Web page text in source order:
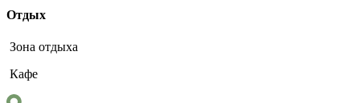
Отдых
Зона отдыха
Кафе